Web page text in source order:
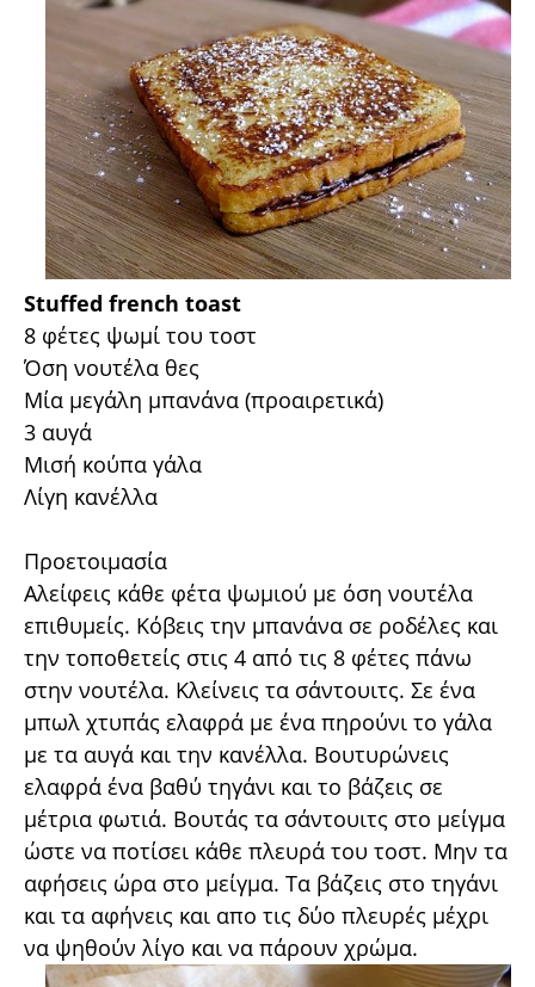
Stuffed french toast
8 φέτες ψωμί του τοστ
Όση νουτέλα θες
Μία μεγάλη μπανάνα (προαιρετικά)
3 αυγά
Μισή κούπα γάλα
Λίγη κανέλλα
Προετοιμασία
Αλείφεις κάθε φέτα ψωμιού με όση νουτέλα
επιθυμείς. Κόβεις την μπανάνα σε ροδέλες και
την τοποθετείς στις 4 από τις 8 φέτες πάνω
στην νουτέλα. Κλείνεις τα σάντουιτς. Σε ένα
μπωλ χτυπάς ελαφρά με ένα πηρούνι το γάλα
με τα αυγά και την κανέλλα. Βουτυρώνεις
ελαφρά ένα βαθύ τηγάνι και το βάζεις σε
μέτρια φωτιά. Βουτάς τα σάντουιτς στο μείγμα
ώστε να ποτίσει κάθε πλευρά του τοστ. Μην τα
αφήσεις ώρα στο μείγμα. Τα βάζεις στο τηγάνι
και τα αφήνεις και απο τις δύο πλευρές μέχρι
να ψηθούν λίγο και να πάρουν χρώμα.